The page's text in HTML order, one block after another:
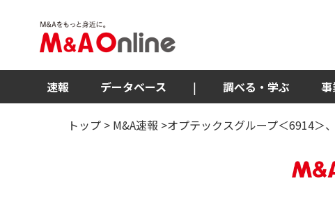
速報 データベース | 調べる・学ぶ
トップ > M&A速報 >オプテックスグループ＜6914＞